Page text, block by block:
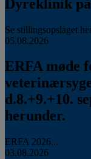
Dyreklinik
Se stillingsopslaget
05.08.2026
ERFA møde
d.8.+9.+10.
herunder.
ERFA 2026...
03.08.2026